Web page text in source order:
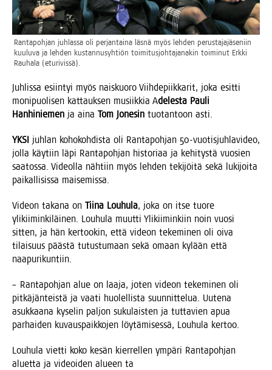
Ran­ta­poh­jan juh­las­sa oli per­jan­tai­na läs­nä myös leh­den perus­ta­ja­jä­se­niin
kuu­lu­va ja leh­den kus­tan­nus­yh­tiön toi­mi­tus­joh­ta­ja­na­kin toi­mi­nut Erk­ki
Rau­ha­la (etu­ri­vis­sä).
Juh­lis­sa esiin­tyi myös nais­kuo­ro Viih­de­piik­ka­rit, joka esit­ti
moni­puo­li­sen kat­tauk­sen musiik­kia Adeles­ta Pau­li
Han­hi­nie­men ja aina Tom Jone­sin tuo­tan­toon asti.
YKSI juh­lan koho­koh­dis­ta oli Ran­ta­poh­jan 50-vuo­tis­juh­la­vi­deo,
jol­la käy­tiin läpi Ran­ta­poh­jan his­to­ri­aa ja kehi­tys­tä vuo­sien
saa­tos­sa. Videol­la näh­tiin myös leh­den teki­jöi­tä sekä luki­joi­ta
pai­kal­li­sis­sa maisemissa.
Videon taka­na on Tii­na Lou­hu­la, joka on itse tuo­re
yli­kii­min­ki­läi­nen. Lou­hu­la muut­ti Yli­kii­min­kiin noin vuo­si
sit­ten, ja hän ker­too­kin, että videon teke­mi­nen oli oiva
tilai­suus pääs­tä tutus­tu­maan sekä omaan kylään että
naapurikuntiin.
– Ran­ta­poh­jan alue on laa­ja, joten videon teke­mi­nen oli
pit­kä­jän­teis­tä ja vaa­ti huo­lel­lis­ta suun­nit­te­lua. Uute­na
asuk­kaa­na kyse­lin pal­jon suku­lais­ten ja tut­ta­vien apua
par­hai­den kuvaus­paik­ko­jen löy­tä­mi­ses­sä, Lou­hu­la kertoo.
Lou­hu­la viet­ti koko kesän kier­rel­len ympä­ri Ran­ta­poh­jan
aluet­ta ja videoi­den alu­een ta